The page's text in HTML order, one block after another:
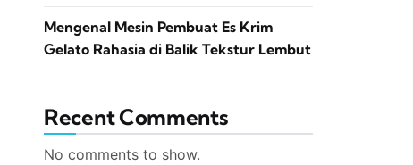
Mengenal Mesin Pembuat Es Krim
Gelato Rahasia di Balik Tekstur Lembut
Recent Comments
No comments to show.